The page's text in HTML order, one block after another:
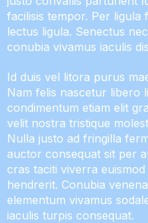
facilisis tempor. Per
lectus ligula. Senectus
conubia vivamus iaculis
Id duis vel litora purus
Nam felis nascetur libero
condimentum etiam elit
velit nostra tristique
Nulla justo ad fringilla
auctor consequat sit per
cras taciti viverra
hendrerit. Conubia
elementum vivamus
iaculis turpis consequat.